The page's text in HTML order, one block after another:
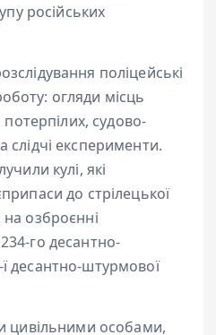
російських
поліцейські
огляди місць
потерпілих, судово-
слідчі експерименти.
кулі, які
до стрілецької
озброєнні
го десантно-
десантно-штурмової
цивільними особами,